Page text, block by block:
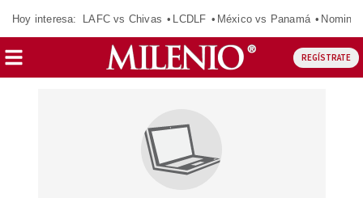
Hoy interesa: LAFC vs Chivas LCDLF México vs Panamá
REGÍSTRATE